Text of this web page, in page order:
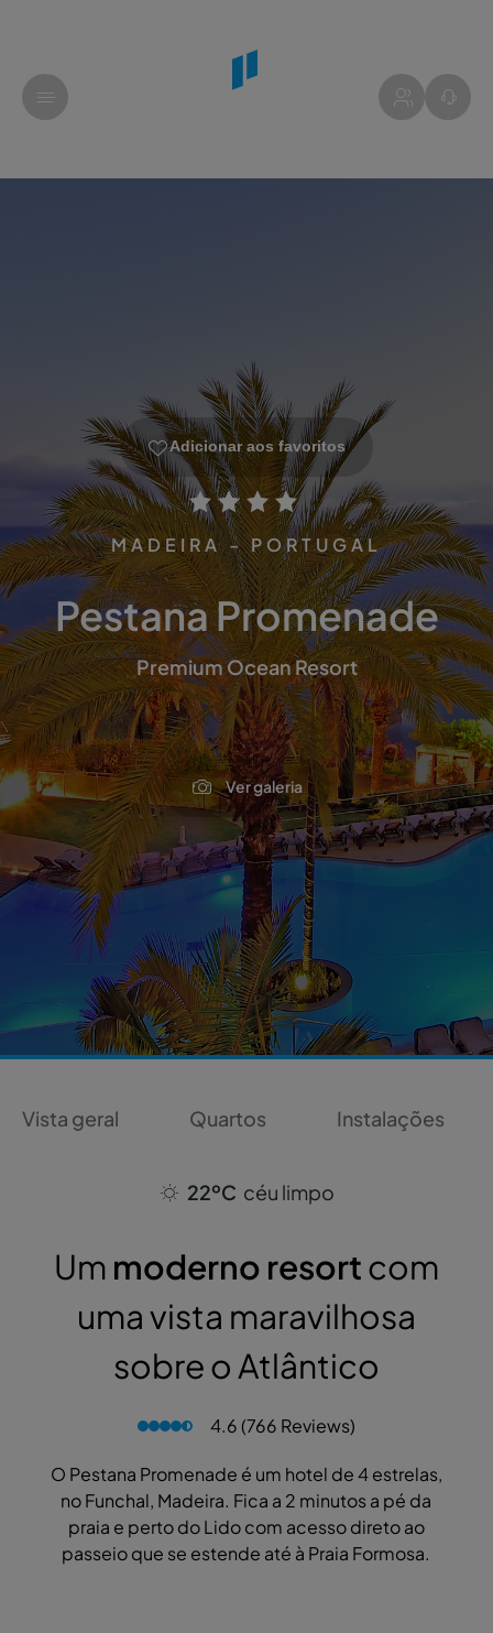
Adicionar aos favoritos
MADEIRA - PORTUGAL
Pestana Promenade
Premium Ocean Resort
Ver galeria
Vista geral Quartos Instalações
22ºC céu limpo
Um moderno resortcom
uma vista maravilhosa
sobre o Atlântico
4.6 (766 Reviews)
O Pestana Promenade é um hotel de 4 estrelas,
no Funchal, Madeira. Fica a 2 minutos a pé da
praia e perto do Lido com acesso direto ao
passeio que se estende até à Praia Formosa.